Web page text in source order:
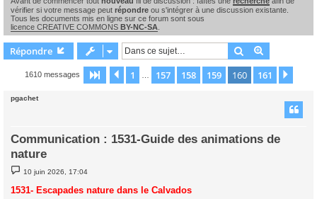
vérifier si votre message peut répondre ou s'intégrer à une discussion existante.
Tous les documents mis en ligne sur ce forum sont sous
licence CREATIVE COMMONS BY-NC-SA
Répondre Rechercher
1610 messages Page 160 sur161
Précédente
1 157 158 159 160 161
pgachet
Communication : 1531-Guide des animations de
nature
M
e
s
s
10 juin 2026, 17:04
1531- Escapades nature dans le Calvados